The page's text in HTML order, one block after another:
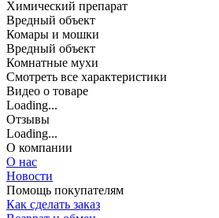
Химический препарат
Вредный объект
Комары и мошки
Вредный объект
Комнатные мухи
Cмотреть все характеристики
Видео о товаре
Loading...
Отзывы
Loading...
О компании
О нас
Новости
Помощь покупателям
Как сделать заказ